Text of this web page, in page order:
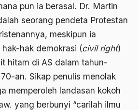
pun ia berasal. Dr. Martin
seorang pendeta Protestan
meskipun ia
hak demokrasi (civil right)
hitam di AS dalam tahun-
an. Sikap penulis menolak
memperoleh landasan kokoh
yang berbunyi “carilah ilmu